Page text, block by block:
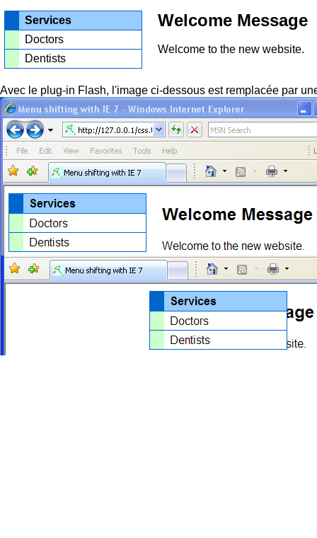
Services
Doctors
Dentists
Welcome Message
Welcome to the new website.
Avec le plug-in Flash, l'image ci-dessous est remplacée par